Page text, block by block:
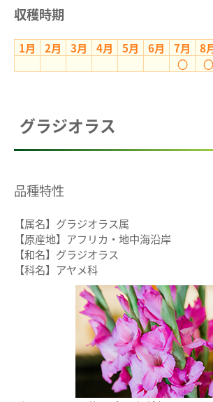
収穫時期
1月 2月 3月 4月 5月 6月 7月 8
〇
〇
グラジオラス
品種特性
【属名】グラジオラス属
【原産地】アフリカ・地中海沿岸
【和名】グラジオラス
【科名】アヤメ科